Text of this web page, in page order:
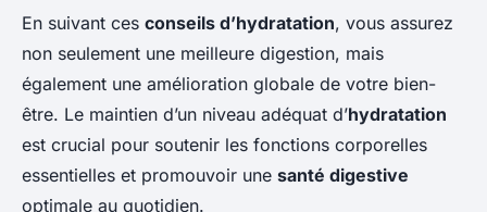
En suivant ces conseils d’hydratation, vous assurez
non seulement une meilleure digestion, mais
également une amélioration globale de votre bien-
être. Le maintien d’un niveau adéquat d’hydratation
est crucial pour soutenir les fonctions corporelles
essentielles et promouvoir une santé digestive
optimale au quotidien.